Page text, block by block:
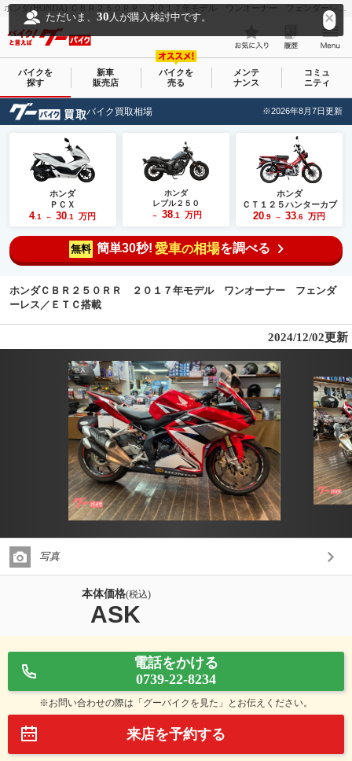
ホンダ(HONDA) ＣＢＲ２５０ＲＲ ２０１７年モデル ワンオーナー フェンダーレス／ＥＴＣ搭載｜バイクショップ モト・ブーイング｜新車・中古バイクなら【グーバイク(GooBike)】
ただいま、30 人が購入検討中です。
バイクを
探す
新車
販売店
バイクを
売る
メンテ
ナンス
コミュ
ニティ
バイク買取相場 ※2026年8月7日更新
ホンダ
ＰＣＸ
4.1 ～ 30 .1 万円
ホンダ
レブル２５０
～ 38.1 万円
ホンダ
ＣＴ１２５ハンターカブ
20 .9 ～ 33 .6 万円
無料 簡単30秒! 愛車の相場を調べる
ホンダＣＢＲ２５０ＲＲ ２０１７年モデル ワンオーナー フェンダ
ーレス／ＥＴＣ搭載
2024/12/02更新
写真
本体価格(税込)
ASK
電話をかける
0739-22-8234
※お問い合わせの際は「グーバイクを見た」とお伝えください。
来店を予約する